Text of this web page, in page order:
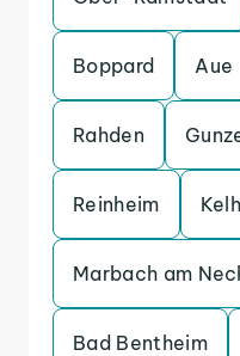
Boppard Aue
Rahden
Reinheim
Marbach am
Bad Bentheim